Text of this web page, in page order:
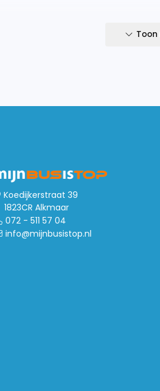
Wij adviseren om de laadvloer met
Toon
Koedijkerstraat 39
1823CR Alkmaar
072 - 511 57 04
info@mijnbusistop.nl